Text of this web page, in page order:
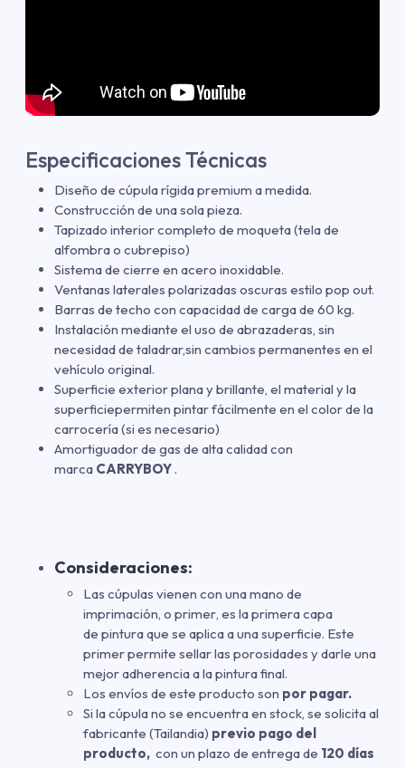
Especificaciones Técnicas
Diseño de cúpula rígida premium a medida.
Construcción de una sola pieza.
Tapizado interior completo de moqueta (tela de
alfombra o cubrepiso)
Sistema de cierre en acero inoxidable.
Ventanas laterales polarizadas oscuras estilo pop out.
Barras de techo con capacidad de carga de 60 kg.
Instalación mediante el uso de abrazaderas, sin
necesidad de taladrar,sin cambios permanentes en el
vehículo original.
Superficie exterior plana y brillante, el material y la
superficiepermiten pintar fácilmente en el color de la
carrocería (si es necesario)
Amortiguador de gas de alta calidad con
marca CARRYBOY .
Consideraciones:
Las cúpulas vienen con una mano de
imprimación o primer es la primera capa
de pintura que se aplica a una superficie. Este
primer permite sellar las porosidades y darle una
mejor adherencia a la pintura final.
Los envíos de este producto son por pagar.
Si la cúpula no se encuentra en stock, se solicita al
fabricante (Tailandia) previo pago del
producto, con un plazo de entrega de 120 días